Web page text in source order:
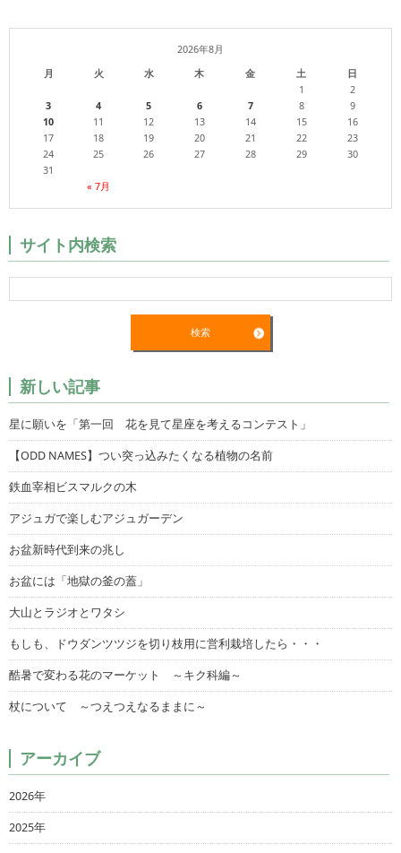
2026年8月
月
火 水 木 金 土 日
« 7月
1
2
3
4 5 6 7 8
9
10
11 12 13 14 15
16
17
18 19 20 21 22
23
24
25 26 27 28 29
30
31
サイト内検索
新しい記事
星に願いを「第一回 花を見て星座を考えるコンテスト」
【ODD NAMES】つい突っ込みたくなる植物の名前
鉄血宰相ビスマルクの木
アジュガで楽しむアジュガーデン
お盆新時代到来の兆し
お盆には「地獄の釜の蓋」
大山とラジオとワタシ
もしも、ドウダンツツジを切り枝用に営利栽培したら・・・
酷暑で変わる花のマーケット ～キク科編～
杖について ～つえつえなるままに～
アーカイブ
2026年
2025年